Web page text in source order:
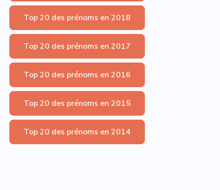
Top 20 des prénoms en 2018
Top 20 des prénoms en 2017
Top 20 des prénoms en 2016
Top 20 des prénoms en 2015
Top 20 des prénoms en 2014